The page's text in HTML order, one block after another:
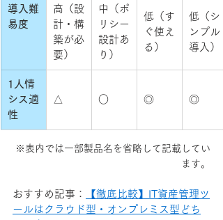
導入難
易度
高（設
計・構
築が必
要）
中（ポ
リシー
設計あ
り）
低（す
ぐ使え
る）
低（シ
ンプル
導入）
1人情
シス適
性
△ ○ ◎ ◎
※表内では一部製品名を省略して記載してい
ます。
おすすめ記事：
【徹底比較】IT資産管理ツ
ールはクラウド型・オンプレミス型どち